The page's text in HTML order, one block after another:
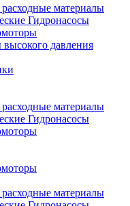
материалы
Гидронасосы
давления
материалы
Гидронасосы
материалы